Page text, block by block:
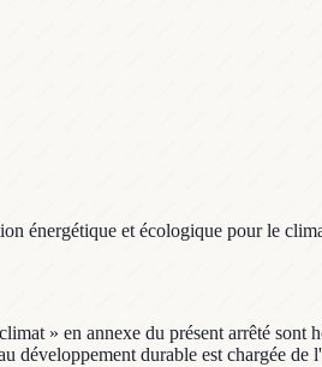
énergétique et écologique pour le
» en annexe du présent arrêté sont
durable est chargée de